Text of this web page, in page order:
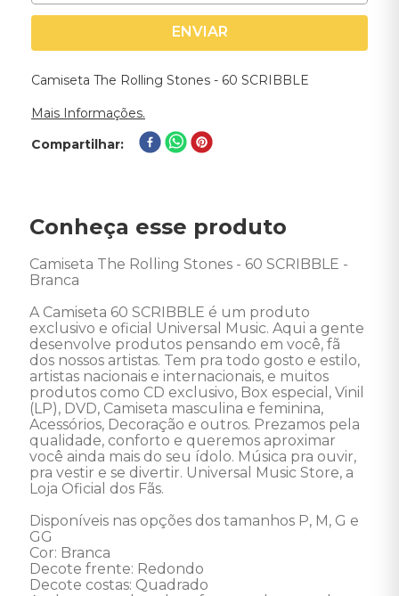
ENVIAR
Camiseta The Rolling Stones - 60 SCRIBBLE
Mais Informações.
Compartilhar
Conheça esse produto
Camiseta The Rolling Stones - 60 SCRIBBLE -
Branca
A Camiseta 60 SCRIBBLE é um produto
exclusivo e oficial Universal Music. Aqui a gente
desenvolve produtos pensando em você, fã
dos nossos artistas. Tem pra todo gosto e estilo,
artistas nacionais e internacionais, e muitos
produtos como CD exclusivo, Box especial, Vinil
(LP), DVD, Camiseta masculina e feminina,
Acessórios, Decoração e outros. Prezamos pela
qualidade, conforto e queremos aproximar
você ainda mais do seu ídolo. Música pra ouvir,
pra vestir e se divertir. Universal Music Store, a
Loja Oficial dos Fãs.
Disponíveis nas opções dos tamanhos P, M, G e
GG
Cor: Branca
Decote frente: Redondo
Decote costas: Quadrado